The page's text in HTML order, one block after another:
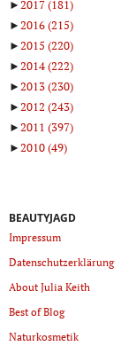
►2017(181)
►2016(215)
►2015 (220)
►2014(222)
►2013(230)
►2012 (243)
►2011 (397)
►2010(49)
BEAUTYJAGD
Impressum
Datenschutzerklärung
About Julia Keith
Best of Blog
Naturkosmetik